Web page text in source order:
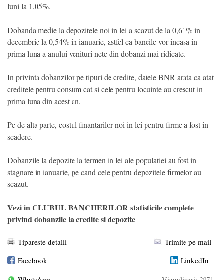
luni la 1,05%.
Dobanda medie la depozitele noi in lei a scazut de la 0,61% in
decembrie la 0,54% in ianuarie, astfel ca bancile vor incasa in
prima luna a anului venituri nete din dobanzi mai ridicate.
In privinta dobanzilor pe tipuri de credite, datele BNR arata ca atat
creditele pentru consum cat si cele pentru locuinte au crescut in
prima luna din acest an.
Pe de alta parte, costul finantarilor noi in lei pentru firme a fost in
scadere.
Dobanzile la depozite la termen in lei ale populatiei au fost in
stagnare in ianuarie, pe cand cele pentru depozitele firmelor au
scazut.
Vezi in CLUBUL BANCHERILOR statisticile complete
privind dobanzile la credite si depozite
Tipareste detalii
Trimite pe mail
Facebook
LinkedIn